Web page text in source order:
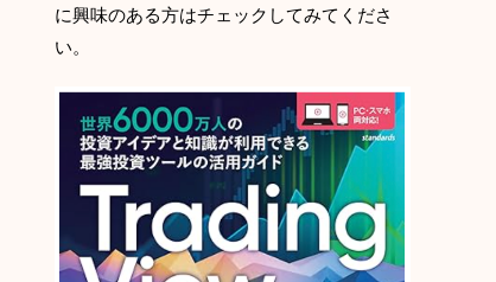
に興味のある方はチェックしてみてくださ
い。